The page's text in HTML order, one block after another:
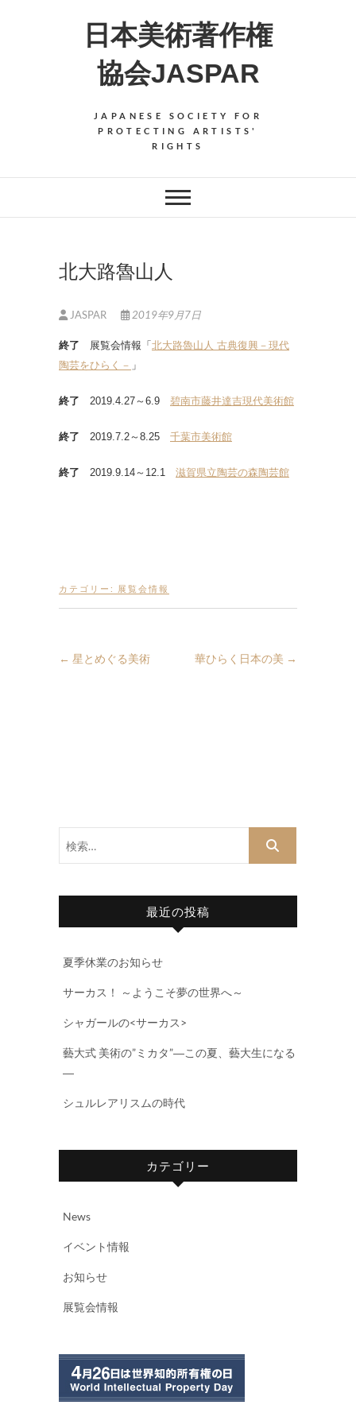
日本美術著作権
協会JASPAR
JAPANESE SOCIETY FOR
PROTECTING ARTISTS'
RIGHTS
北大路魯山人
JASPAR 2019年9月7日
終了 展覧会情報「 北大路魯山人 古典復興－現代
陶芸をひらく－ 」
終了 2019.4.27～6.9 碧南市藤井達吉現代美術館
終了 2019.7.2～8.25 千葉市美術館
終了 2019.9.14～12.1 滋賀県立陶芸の森陶芸館
カテゴリー: 展覧会情報
← 星とめぐる美術 華ひらく日本の美 →
最近の投稿
夏季休業のお知らせ
サーカス！ ～ようこそ夢の世界へ～
シャガールの<サーカス>
藝大式 美術の”ミカタ”―この夏、藝大生になる
―
シュルレアリスムの時代
カテゴリー
News
イベント情報
お知らせ
展覧会情報